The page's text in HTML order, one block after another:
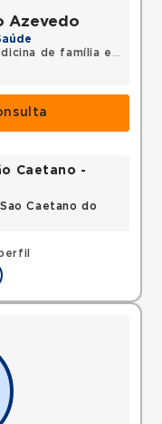
Azevedo
de família e comunidade
Caetano -
Caetano do